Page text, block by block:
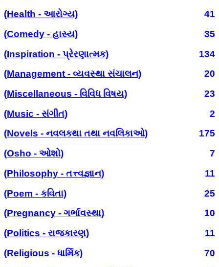
(Health - આરોગ્ય)
41
(Comedy - હાસ્ય)
35
(Inspiration - પ્રેરણાત્મક)
134
(Management - વ્યવસ્થા સંચાલન)
20
(Miscellaneous - વિવિધ વિષય)
23
(Music - સંગીત)
2
(Novels - નવલકથા તથા નવલિકાઓ)
175
(Osho - ઓશો)
7
(Philosophy - તત્ત્વજ્ઞાન)
11
(Poem - કવિતા)
25
(Pregnancy - ગર્ભાવસ્થા)
10
(Politics - રાજકારણ)
11
(Religious - ધાર્મિક)
70